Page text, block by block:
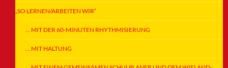
„SO LERNEN/ARBEITEN WIR“
… MIT DER 60-MINUTEN RHYTHMISIERUNG
… MIT HALTUNG